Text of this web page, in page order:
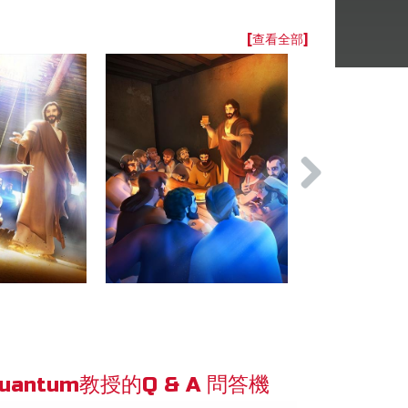
[查看全部]
教授的Q & A 問答機